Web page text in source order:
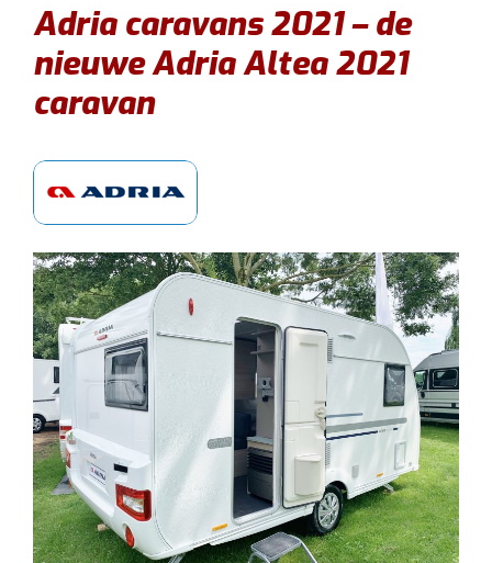
Adria caravans 2021 – de
nieuwe Adria Altea 2021
caravan